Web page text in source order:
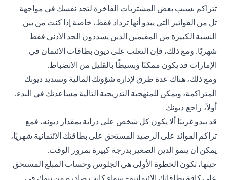
تتراكم بسبب بعض المشتريات الفاخرة لتجد نفسك في مواجهة
تل من الفواتير التي يبدو أنها تزداد فقط، خاصة إذا كنت من بين
النسبة الكبيرة من المقيمين الذين يسددون الحد الأدنى فقط
شهريًا. ومع ذلك، فإن التغلب على ديون بطاقات الائتمان في
الإمارات قد يكون ممكنًا وبسيطًا بالقليل من الانضباط.
ومع ذلك، هناك عدة طرق لإدارة شؤونك المالية وتسديد ديونك
المتراكمة، ويمكن للمنهجية التدريجية التالية مساعدتك في البدء.
أولاً، راجع ديونك
قد يبدو غريبًا ألا يكون كل شخص على دراية بمقدار ديونه، فمع
تراكم الفوائد على الرصيد المستحق على بطاقتك الائتمانية شهريًا،
يمكن أن ينمو الدين الصغير بدرجة كبيرة بمرور الوقت.
حينها، تكون الخطوة الأولى هي الجلوس وحساب المبلغ المستحق